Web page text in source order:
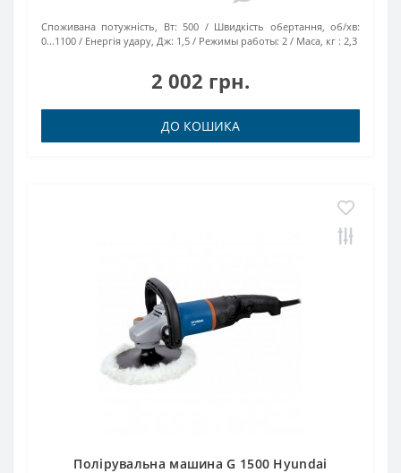
Споживана потужність, Вт: 500
Швидкість обертання, об/хв:
0...1100
Енергія удару, Дж: 1,5 Режимы работы: 2 Маса, кг : 2,3
2 002 грн.
ДО КОШИКА
Полірувальна машина G 1500 Hyundai